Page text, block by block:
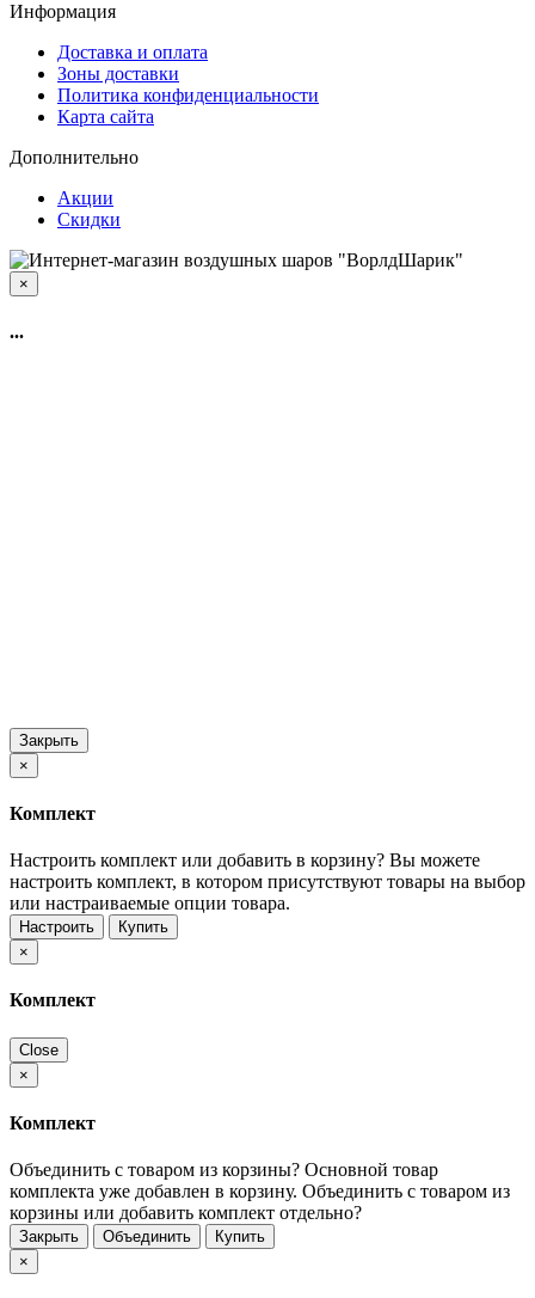
Информация
Доставка и оплата
Зоны доставки
Политика конфиденциальности
Карта сайта
Дополнительно
Акции
Скидки
×
...
Закрыть
×
Комплект
Настроить комплект или добавить в корзину? Вы можете
настроить комплект, в котором присутствуют товары на выбор
или настраиваемые опции товара.
Настроить
Купить
×
Комплект
Close
×
Комплект
Объединить с товаром из корзины? Основной товар
комплекта уже добавлен в корзину. Объединить с товаром из
корзины или добавить комплект отдельно?
Закрыть Объединить
Купить
×